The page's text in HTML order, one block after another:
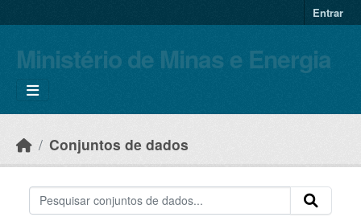
Entrar
Ministério de Minas e Energia
Conjuntos de dados